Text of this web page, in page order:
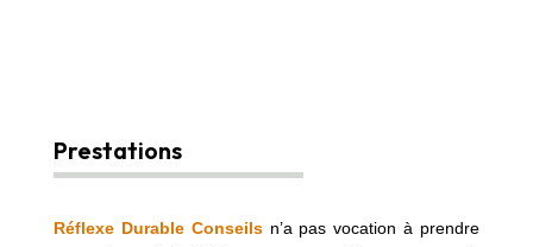
Prestations
Réflexe Durable Conseilsn’a pas vocation à prendre